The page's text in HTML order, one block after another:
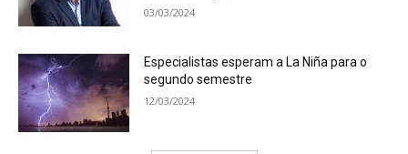
03/03/2024
Especialistas esperam a La Niña para o
segundo semestre
12/03/2024